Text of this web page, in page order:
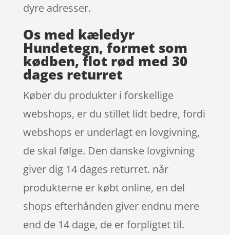
dyre adresser.
Os med kæledyr
Hundetegn, formet som
kødben, flot rød med 30
dages returret
Køber du produkter i forskellige
webshops, er du stillet lidt bedre, fordi
webshops er underlagt en lovgivning,
de skal følge. Den danske lovgivning
giver dig 14 dages returret. når
produkterne er købt online, en del
shops efterhånden giver endnu mere
end de 14 dage, de er forpligtet til.